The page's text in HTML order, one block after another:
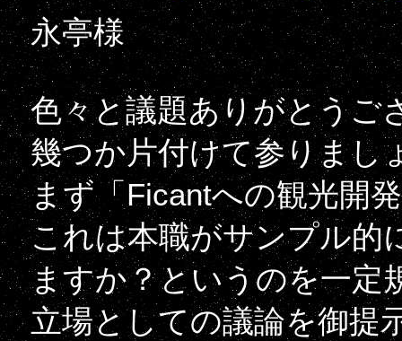
永亭様
色々と議題ありがとうご
幾つか片付けて参りまし
まず「Ficantへの観光開
これは本職がサンプル的
ますか？というのを一定
立場としての議論を御提